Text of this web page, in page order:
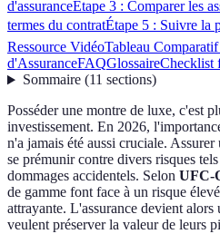
d'assuranceÉtape 3 : Comparer les
termes du contratÉtape 5 : Suivre la
Ressource VidéoTableau
d'AssuranceFAQGlossaireChecklist
Sommaire(11 sections)
Posséder une montre de luxe, c'est
investissement. En 2026,
n'a jamais été aussi cruciale.
se prémunir contre divers risques
dommages accidentels. Selon UFC-
de gamme font face à un risque
attrayante. L'assurance devient
veulent préserver la valeur de leurs